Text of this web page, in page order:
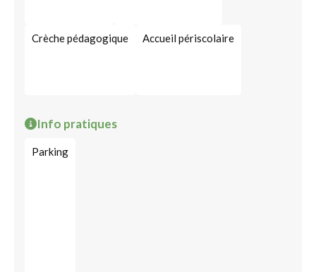
Crèche pédagogique Accueil périscolaire
Info pratiques
Parking